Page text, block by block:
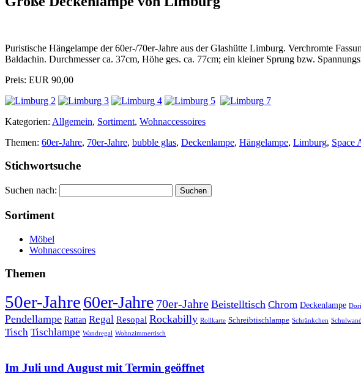
Puristische Hängelampe der 60er-/70er-Jahre aus der Glashütte Limburg. Verchromte
Baldachin. Durchmesser ca. 37cm, Höhe ges. ca. 77cm; ein kleiner Sprung bzw.
Preis: EUR 90,00
Kategorien: Allgemein, Sortiment, Wohnaccessoires
Themen: 60er-Jahre, 70er-Jahre, bubble glas, Deckenlampe, Hängelampe, Limburg, Space
Stichwortsuche
Suchen nach:
Sortiment
Möbel
Wohnaccessoires
Themen
50er-Jahre60er-Jahre 70er-Jahre Beistelltisch Chrom Deckenlampe
Pendellampe Rattan Regal Resopal Rockabilly Rollkarte Schreibtischlampe Schränkchen
Tisch Tischlampe Wandregal Wohnzimmertisch
Im Juli und August mit Termin geöffnet